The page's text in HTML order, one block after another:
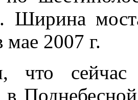
Ширина
мае 2007 г.
что
в